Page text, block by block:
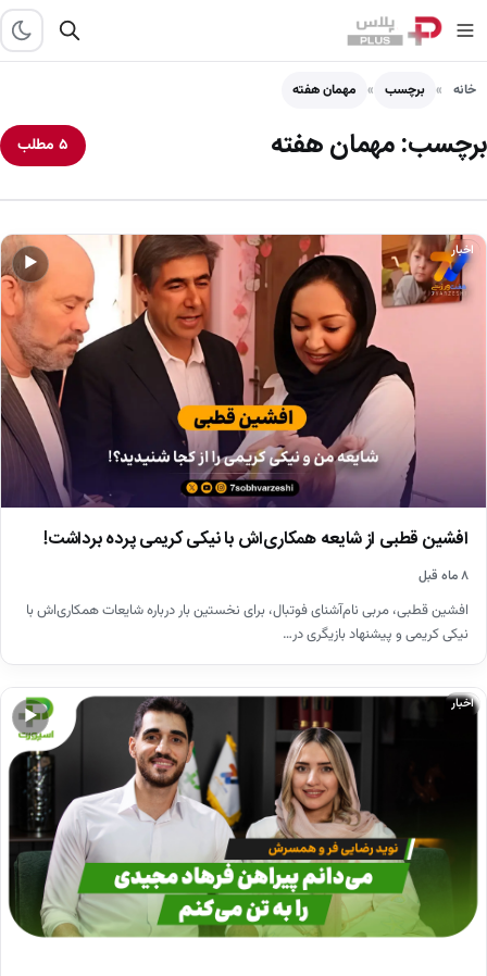
خانه برچسب مهمان هفته
برچسب:مهمان هفته ۵ مطلب
▶
اخبار
افشین قطبی از شایعه همکاری‌اش با نیکی کریمی پرده برداشت!
۸ ماه قبل
افشین قطبی، مربی نام‌آشنای فوتبال، برای نخستین بار درباره شایعات همکاری‌اش با
نیکی کریمی و پیشنهاد بازیگری در…
▶
اخبار